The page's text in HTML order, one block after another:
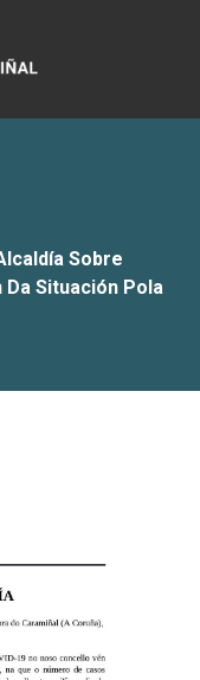
Sobre
Situación Pola